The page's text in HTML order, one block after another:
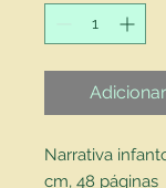
Narrativa
cm, 48 páginas